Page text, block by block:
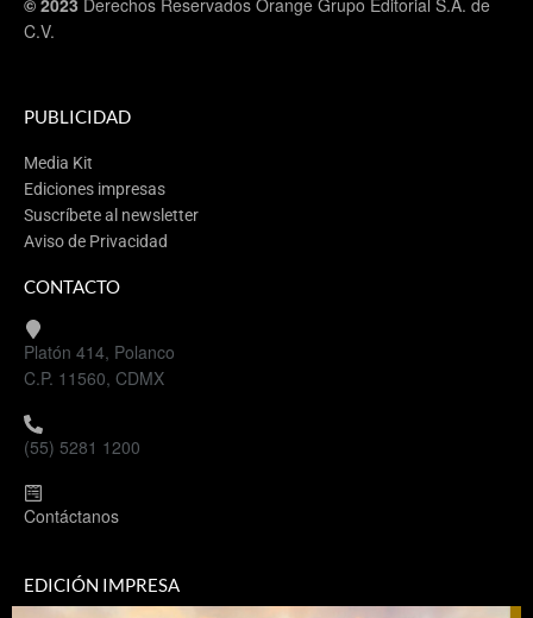
© 2023 Derechos Reservados Orange Grupo Editorial S.A. de
C.V.
PUBLICIDAD
Media Kit
Ediciones impresas
Suscríbete al newsletter
Aviso de Privacidad
CONTACTO
Platón 414, Polanco
C.P. 11560, CDMX
(55) 5281 1200
Contáctanos
EDICIÓN IMPRESA